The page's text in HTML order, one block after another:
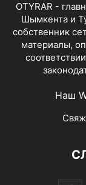
OTYRAR -
Шымкента и
собственник
материалы,
Наш